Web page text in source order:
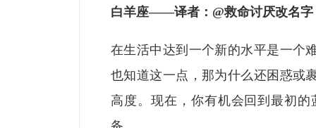
白羊座——译者： @救命讨厌改名字
在生活中达到一个新的水平是一个
也知道这一点，那为什么还困惑或
高度。现在，你有机会回到最初